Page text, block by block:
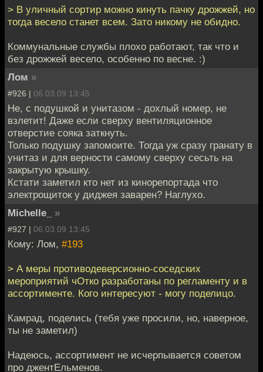
> В уличный сортир можно кинуть пачку дрожжей, но
тогда весело станет всем. Зато никому не обидно.
Коммунальные службы плохо работают, так что и
без дрожжей весело, особенно по весне. :)
Лом »
#926 | 06.03.09 13:45
Не, с подушкой и унитазом - дохлый номер, не
взлетит! Даже если сверху вентиляционное
отверстие сояка заткнуть.
Только подушку запомоите. Тогда уж сразу гранату в
унитаз и для верности самому сверху сесьть на
закрытую крышку.
Кстати заметил кто нет из кинорепортада что
электрощиток у диджея заварен? Наглухо.
Michelle_
»
#927 | 06.03.09 13:45
Кому: Лом, #193
> А меры противодеверсионно-соседских
мероприятий чОтко разработаны по регламенту и в
ассортименте. Кого интересуют - могу поделицо.
Камрад, поделись (тебя уже просили, но, наверное,
ты не заметил)
Надеюсь, ассортимент не исчерпывается советом
про джентЕльменов.